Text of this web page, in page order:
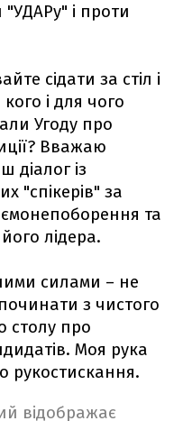
"УДАРу" і проти
сідати за стіл і
і для чого
Угоду про
Вважаю
діалог із
"спікерів" за
та
лідера.
силами – не
з чистого
столу про
Моя рука
рукостискання.
відображає